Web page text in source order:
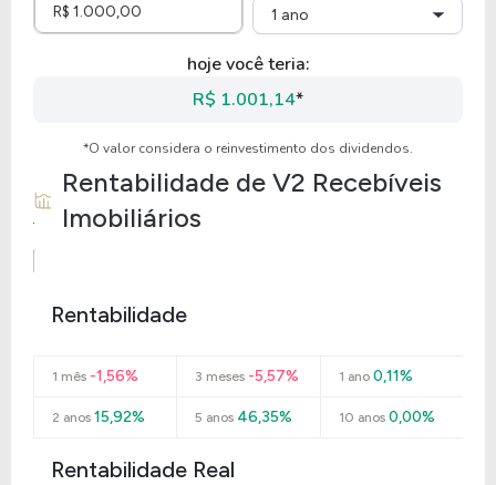
1 ano
hoje você teria:
R$ 1.001,14*
*O valor considera o reinvestimento dos dividendos.
Rentabilidade deV2 Recebíveis
Imobiliários
Rentabilidade
1 mês -1,56% 3 meses -5,57% 1 ano0,11%
2 anos 15,92% 5 anos 46,35% 10 anos0,00%
Rentabilidade Real